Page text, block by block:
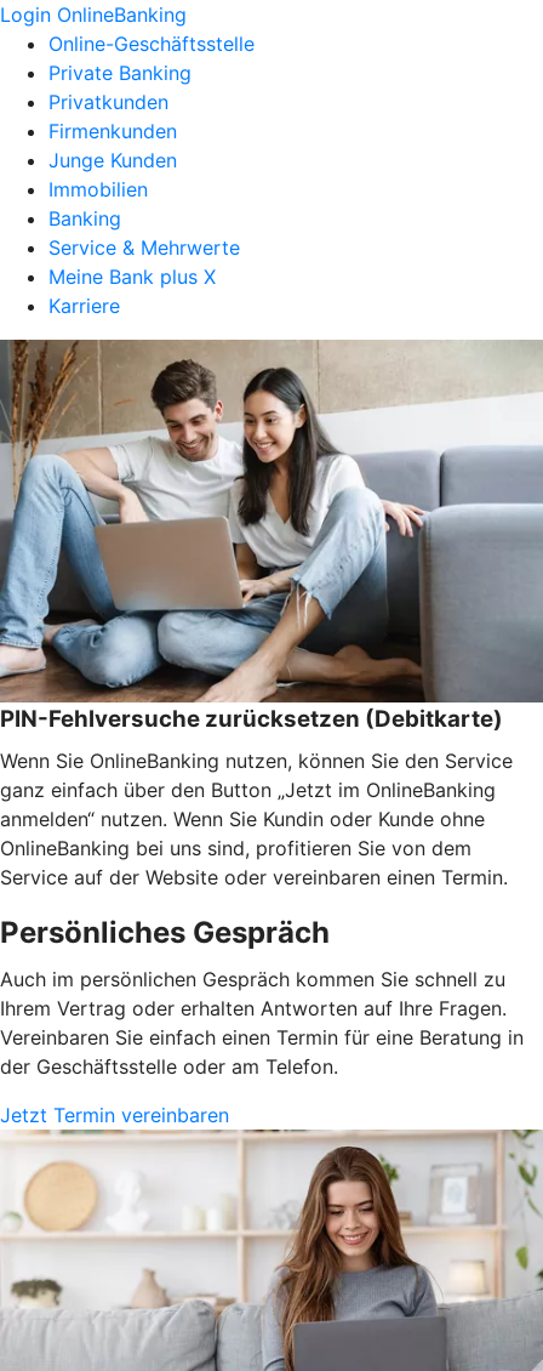
Login OnlineBanking
Online-Geschäftsstelle
Private Banking
Privatkunden
Firmenkunden
Junge Kunden
Immobilien
Banking
Service & Mehrwerte
Meine Bank plus X
Karriere
PIN-Fehlversuche zurücksetzen (Debitkarte)
Wenn Sie OnlineBanking nutzen, können Sie den Service
ganz einfach über den Button „Jetzt im OnlineBanking
anmelden“ nutzen. Wenn Sie Kundin oder Kunde ohne
OnlineBanking bei uns sind, profitieren Sie von dem
Service auf der Website oder vereinbaren einen Termin.
Persönliches Gespräch
Auch im persönlichen Gespräch kommen Sie schnell zu
Ihrem Vertrag oder erhalten Antworten auf Ihre Fragen.
Vereinbaren Sie einfach einen Termin für eine Beratung in
der Geschäftsstelle oder am Telefon.
Jetzt Termin vereinbaren